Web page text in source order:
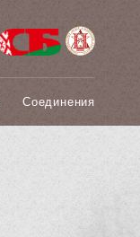
Соединения